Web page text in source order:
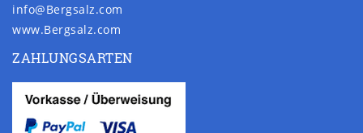
info@Bergsalz.com
www.Bergsalz.com
ZAHLUNGSARTEN